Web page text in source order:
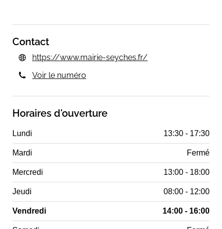
Contact
https://www.mairie-seyches.fr/
Voir le numéro
Horaires d'ouverture
Lundi 13:30 - 17:30
Mardi Fermé
Mercredi 13:00 - 18:00
Jeudi 08:00 - 12:00
Vendredi 14:00 - 16:00
de 12 à 18 ans.